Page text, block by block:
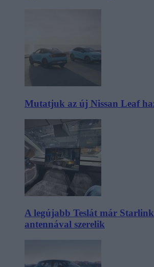
Mutatjuk az új Nissan Leaf
A legújabb Teslát már
antennával szerelik